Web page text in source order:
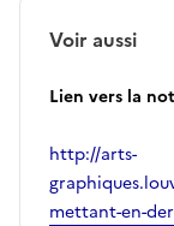
Voir aussi
Lien vers la
http://arts-
mettant-en-